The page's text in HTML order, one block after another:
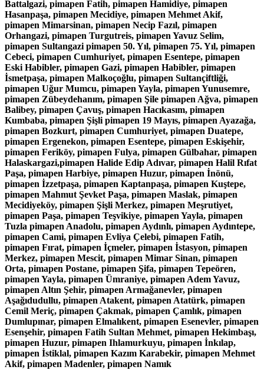
Battalgazi, pimapen Fatih, pimapen Hamidiye, pimapen
Hasanpaşa, pimapen Mecidiye, pimapen Mehmet Akif,
pimapen Mimarsinan, pimapen Necip Fazıl, pimapen
Orhangazi, pimapen Turgutreis, pimapen Yavuz Selim,
pimapen Sultangazi pimapen 50. Yıl, pimapen 75. Yıl, pimapen
Cebeci, pimapen Cumhuriyet, pimapen Esentepe, pimapen
Eski Habibler, pimapen Gazi, pimapen Habibler, pimapen
İsmetpaşa, pimapen Malkoçoğlu, pimapen Sultançiftliği,
pimapen Uğur Mumcu, pimapen Yayla, pimapen Yunusemre,
pimapen Zübeydehanım, pimapen Şile pimapen Ağva, pimapen
Balibey, pimapen Çavuş, pimapen Hacıkasım, pimapen
Kumbaba, pimapen Şişli pimapen 19 Mayıs, pimapen Ayazağa,
pimapen Bozkurt, pimapen Cumhuriyet, pimapen Duatepe,
pimapen Ergenekon, pimapen Esentepe, pimapen Eskişehir,
pimapen Feriköy, pimapen Fulya, pimapen Gülbahar, pimapen
Halaskargazi,pimapen Halide Edip Adıvar, pimapen Halil Rıfat
Paşa, pimapen Harbiye, pimapen Huzur, pimapen İnönü,
pimapen İzzetpaşa, pimapen Kaptanpaşa, pimapen Kuştepe,
pimapen Mahmut Şevket Paşa, pimapen Maslak, pimapen
Mecidiyeköy, pimapen Şişli Merkez, pimapen Meşrutiyet,
pimapen Paşa, pimapen Teşvikiye, pimapen Yayla, pimapen
Tuzla pimapen Anadolu, pimapen Aydınlı, pimapen Aydıntepe,
pimapen Cami, pimapen Evliya Çelebi, pimapen Fatih,
pimapen Fırat, pimapen İçmeler, pimapen İstasyon, pimapen
Merkez, pimapen Mescit, pimapen Mimar Sinan, pimapen
Orta, pimapen Postane, pimapen Şifa, pimapen Tepeören,
pimapen Yayla, pimapen Ümraniye, pimapen Adem Yavuz,
pimapen Altın Şehir, pimapen Armağanevler, pimapen
Aşağıdudullu, pimapen Atakent, pimapen Atatürk, pimapen
Cemil Meriç, pimapen Çakmak, pimapen Çamlık, pimapen
Dumlupınar, pimapen Elmalıkent, pimapen Esenevler, pimapen
Esenşehir, pimapen Fatih Sultan Mehmet, pimapen Hekimbaşı,
pimapen Huzur, pimapen Ihlamurkuyu, pimapen İnkılap,
pimapen İstiklal, pimapen Kazım Karabekir, pimapen Mehmet
Akif, pimapen Madenler, pimapen Namık